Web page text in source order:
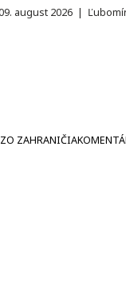
august 2026 |
ZO ZAHRANIČIA